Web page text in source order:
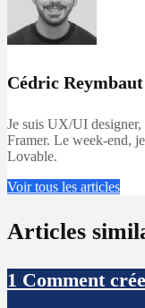
Cédric Reymbaut
Je suis UX/UI designer,
Framer. Le week-end,
Lovable.
Voir tous les articles
Articles
1 Comment